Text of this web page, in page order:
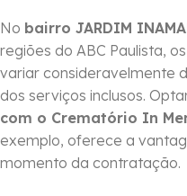
No bairro JARDIM
regiões do ABC Paulista, os
variar consideravelmente
dos serviços inclusos.
com o Crematório In
exemplo, oferece a
momento da contratação.